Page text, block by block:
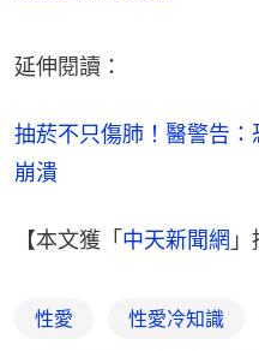
延伸閱讀：
抽菸不只傷肺！醫警告
崩潰
【本文獲「 中天新聞網
性愛 性愛冷知識